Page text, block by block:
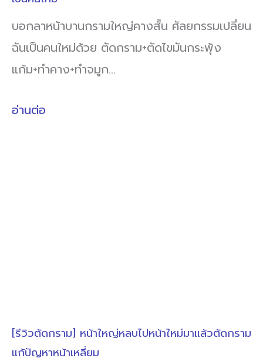
บอกลาหน้าบานกรามใหญ่คางสั้น ศัลยกรรมเปลี่ยน
ฉันเป็นคนใหม่ด้วย ตัดกราม+ตัดไขมันกระพุ้ง
แก้ม+ทำคาง+ทำจมูก…
อ่านต่อ
[รีวิวตัดกราม] หน้าใหญ่หลบไปหน้าใหม่มาแล้วตัดกราม
แก้ปัญหาหน้าเหลี่ยม